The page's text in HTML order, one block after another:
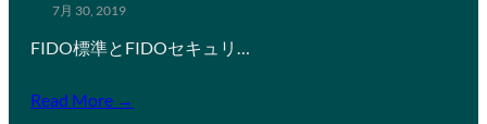
7月 30, 2019
FIDO標準とFIDOセキュリ…
Read More →